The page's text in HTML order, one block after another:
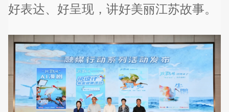
好表达、好呈现，讲好美丽江苏故事。